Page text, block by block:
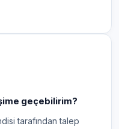
geçebilirim?
tarafından talep